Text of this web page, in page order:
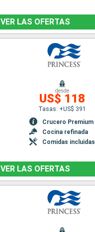
VER LAS OFERTAS
desde
US$ 118
Tasas: +US$ 391
Crucero Premium
Cocina refinada
Comidas incluidas
VER LAS OFERTAS